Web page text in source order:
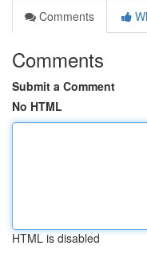
Comments
Comments
Submit a Comment
No HTML
HTML is disabled